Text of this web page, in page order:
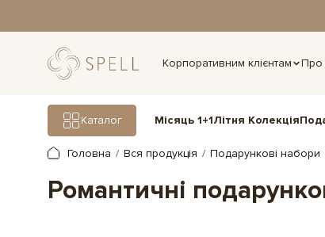
Корпоративним клієнтам Про
Каталог Місяць 1+1Літня Колекція
Головна Вся продукція Подарункові набори
Романтичні